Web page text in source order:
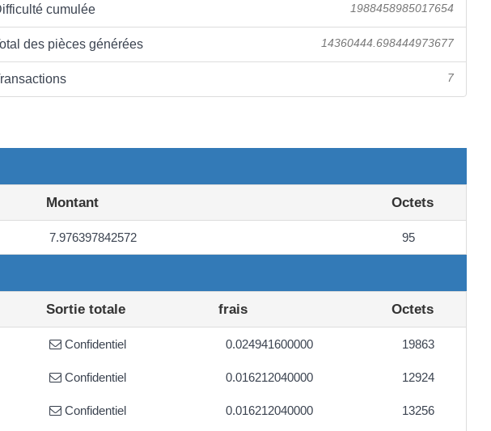
cumulée 1988458985017654
des pièces générées 14360444.698444973677
7
Montant Octets
7.976397842572 95
Sortie totale frais Octets
Confidentiel 0.024941600000 19863
Confidentiel 0.016212040000 12924
Confidentiel 0.016212040000 13256